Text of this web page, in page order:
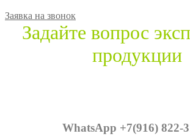
Заявка на звонок
Задайте вопрос
продукции
WhatsApp +7(916) 822-